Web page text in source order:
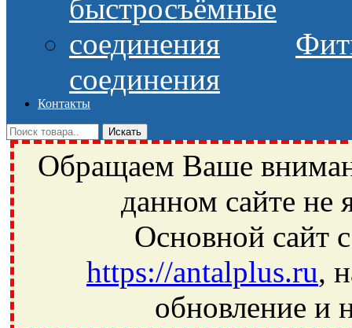
соединения
Контакты
Обращаем Ваше
данном сайте не
Основной сайт
https://antalplus.ru,
обновление и